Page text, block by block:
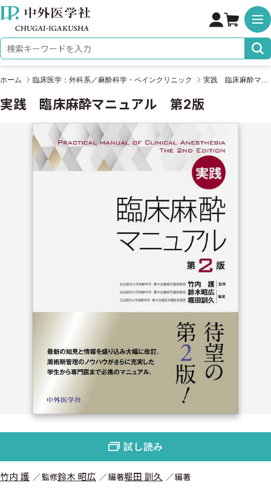
株式会社 中外医学社
検索キーワード
ホーム 臨床医学：外科系／麻酔科学・ペインクリニック
実践 臨床麻酔マニュアル 第2版
竹内 護 監修鈴木 昭広 編著堀田 訓久 編著
試し読み